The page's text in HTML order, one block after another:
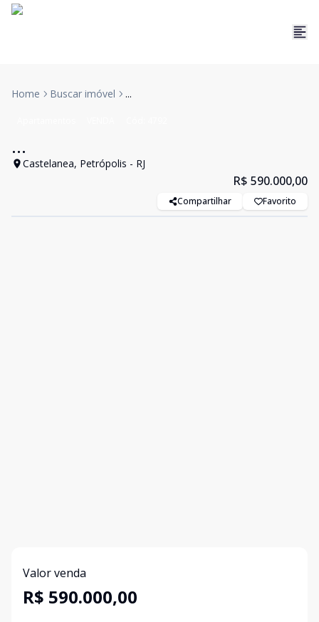
Home Buscar imóvel ...
...
Castelanea, Petrópolis - RJ
R$ 590.000,00
Compartilhar Favorito
Valor venda
R$ 590.000,00